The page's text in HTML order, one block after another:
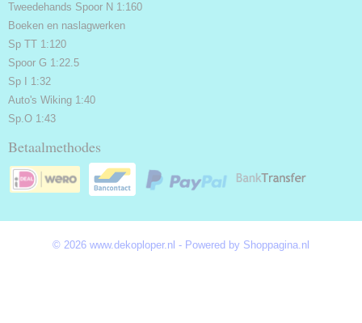
Tweedehands Spoor N 1:160
Boeken en naslagwerken
Sp TT 1:120
Spoor G 1:22.5
Sp I 1:32
Auto's Wiking 1:40
Sp.O 1:43
Betaalmethodes
© 2026 www.dekoploper.nl - Powered by Shoppagina.nl